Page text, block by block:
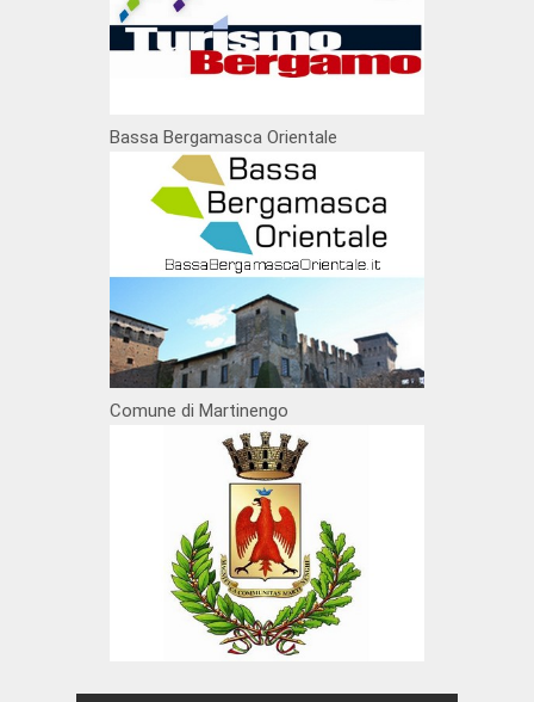
Bassa Bergamasca Orientale
Comune di Martinengo